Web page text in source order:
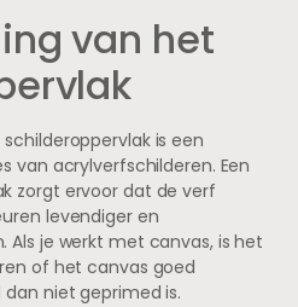
van het
is een
van acrylverfschilderen. Een
zorgt ervoor dat de verf
levendiger en
Als je werkt met canvas, is het
of het canvas goed
niet geprimed is.